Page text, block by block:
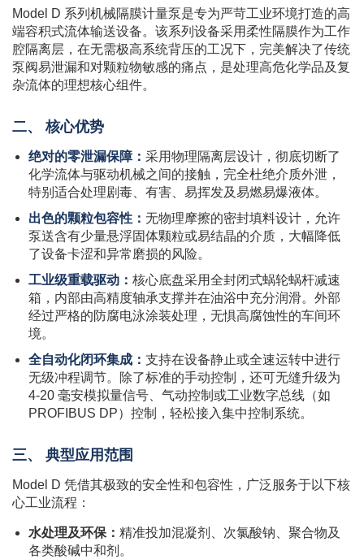
Model D 系列机械隔膜计量泵是专为严苛工业环境打造的高
端容积式流体输送设备。该系列设备采用柔性隔膜作为工作
腔隔离层，在无需极高系统背压的工况下，完美解决了传统
泵阀易泄漏和对颗粒物敏感的痛点，是处理高危化学品及复
杂流体的理想核心组件。
二、 核心优势
绝对的零泄漏保障： 采用物理隔离层设计，彻底切断了
化学流体与驱动机械之间的接触，完全杜绝介质外泄，
特别适合处理剧毒、有害、易挥发及易燃易爆液体。
出色的颗粒包容性： 无物理摩擦的密封填料设计，允许
泵送含有少量悬浮固体颗粒或易结晶的介质，大幅降低
了设备卡涩和异常磨损的风险。
工业级重载驱动： 核心底盘采用全封闭式蜗轮蜗杆减速
箱，内部由高精度轴承支撑并在油浴中充分润滑。外部
经过严格的防腐电泳涂装处理，无惧高腐蚀性的车间环
境。
全自动化闭环集成： 支持在设备静止或全速运转中进行
无级冲程调节。除了标准的手动控制，还可无缝升级为
4-20 毫安模拟量信号、气动控制或工业数字总线（如
PROFIBUS DP）控制，轻松接入集中控制系统。
三、 典型应用范围
Model D 凭借其极致的安全性和包容性，广泛服务于以下核
心工业流程：
水处理及环保： 精准投加混凝剂、次氯酸钠、聚合物及
各类酸碱中和剂。